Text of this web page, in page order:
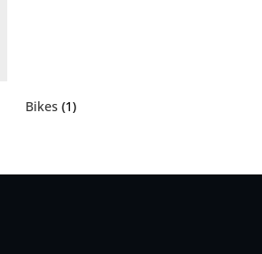
Bikes (1)